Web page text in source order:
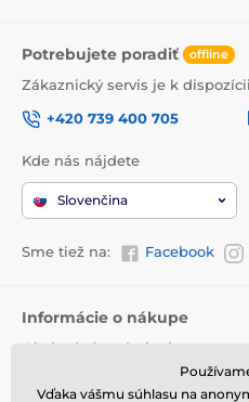
Potrebujete poradiť offline
Zákaznický servis je k dispozícii
+420 739 400 705
Kde nás nájdete
Slovenčina
Sme tiež na: Facebook
Informácie o nákupe
Obchodné podmienky
Vďaka vášmu súhlasu na